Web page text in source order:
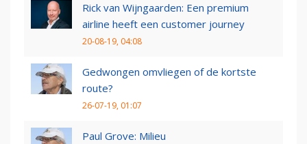
Rick van Wijngaarden: Een premium
airline heeft een customer journey
20-08-19, 04:08
Gedwongen omvliegen of de kortste
route?
26-07-19, 01:07
Paul Grove: Milieu